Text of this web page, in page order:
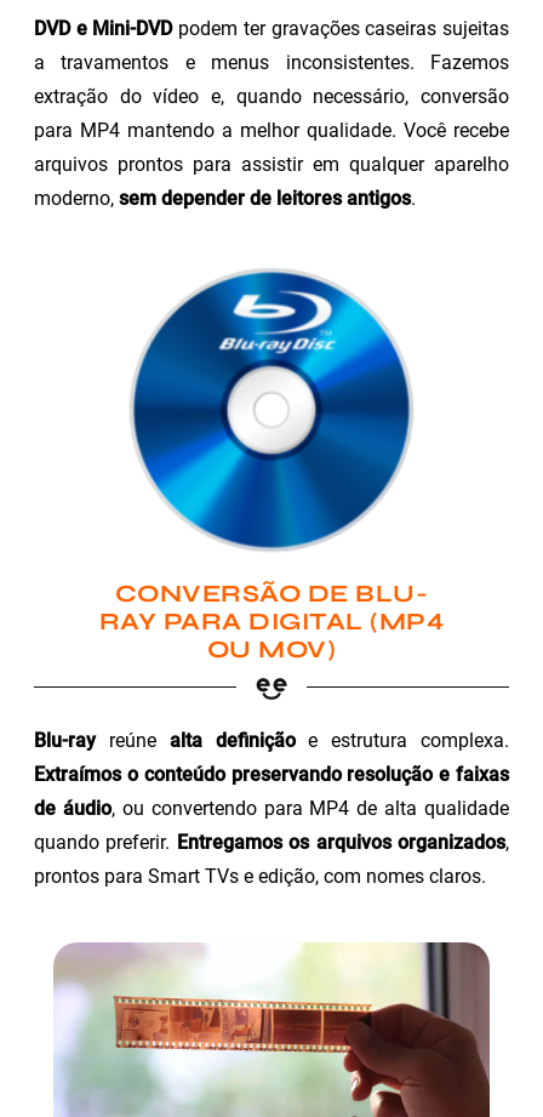
DVD e Mini-DVDpodem ter gravações caseiras sujeitas
a travamentos e menus inconsistentes. Fazemos
extração do vídeo e, quando necessário, conversão
para MP4 mantendo a melhor qualidade. Você recebe
arquivos prontos para assistir em qualquer aparelho
moderno, sem depender de leitores antigos.
CONVERSÃO DE BLU-
RAY PARA DIGITAL (MP4
OU MOV)
Blu-rayreúne alta definiçãoe estrutura complexa.
Extraímos o conteúdo preservando resolução e faixas
de áudio, ou convertendo para MP4 de alta qualidade
quando preferir. Entregamos os arquivos organizados,
prontos para Smart TVs e edição, com nomes claros.